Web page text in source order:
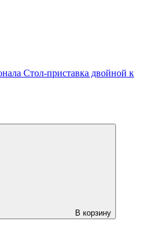
Стол-приставка двойной к
В корзину